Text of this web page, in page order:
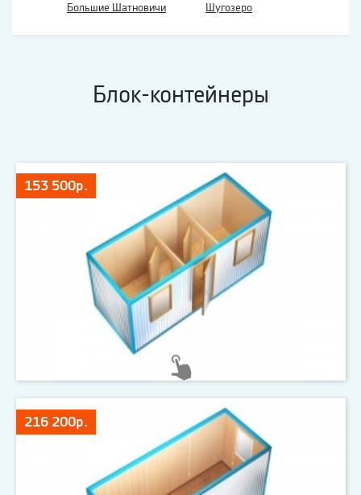
Большие Шатновичи Шугозеро
Блок-контейнеры
153 500р.
216 200р.